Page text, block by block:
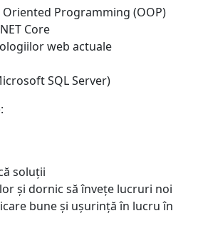
Programming (OOP)
Core
web actuale
SQL Server)
soluții
și dornic să învețe lucruri noi
bune și ușurință în lucru în